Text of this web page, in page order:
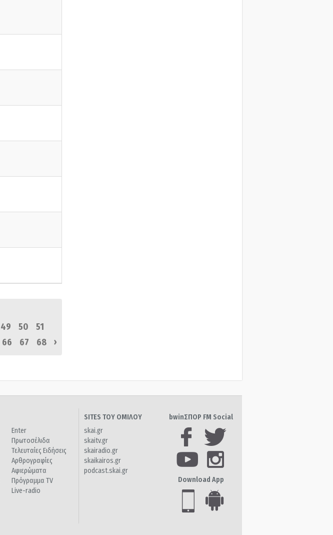
49 50
51
66 67 68 ›
Enter
Πρωτοσέλιδα
Τελευταίες Ειδήσεις
Αρθρογραφίες
Αφιερώματα
Πρόγραμμα TV
Live-radio
SITES ΤΟΥ ΟΜΙΛΟΥ
skai.gr
skaitv.gr
skairadio.gr
skaikairos.gr
podcast.skai.gr
bwinΣΠΟΡ FM Social
Download App